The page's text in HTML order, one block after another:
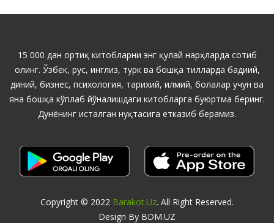
15 000 дан ортиқ китобларни энг қулай нарҳларда сотиб
олинг. Ўзбек, рус, инглиз, турк ва бошқа тилларда бадиий,
диний, бизнес, психология, тарихий, илмий, болалар учун ва
яна бошқа кўплаб йўналишдаги китобларга буюртма беринг.
Дунёнинг исталган нуқтасига етказиб берамиз.
Copyright © 2022 Barakot.uz. All Right Reserved.
Design By BDM.UZ